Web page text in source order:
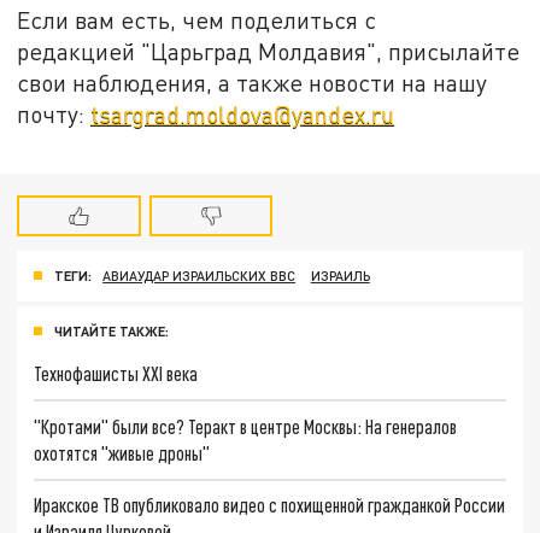
Если вам есть, чем поделиться с
редакцией "Царьград Молдавия", присылайте
свои наблюдения, а также новости на нашу
почту: tsargrad.moldova@yandex.ru
ТЕГИ: АВИАУДАР ИЗРАИЛЬСКИХ ВВС ИЗРАИЛЬ
ЧИТАЙТЕ ТАКЖЕ:
Технофашисты XXI века
"Кротами" были все? Теракт в центре Москвы: На генералов
охотятся "живые дроны"
Иракское ТВ опубликовало видео с похищенной гражданкой России